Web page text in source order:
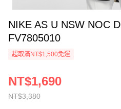
NIKE AS U NSW NOC
FV7805010
超取滿NT$1,500免運
NT$3,380
NT$1,690